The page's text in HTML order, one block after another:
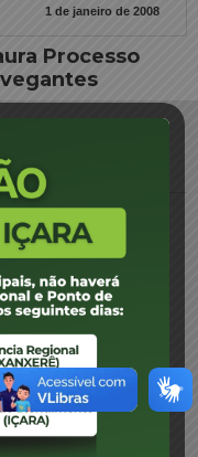
1 de janeiro de 2008
Processo